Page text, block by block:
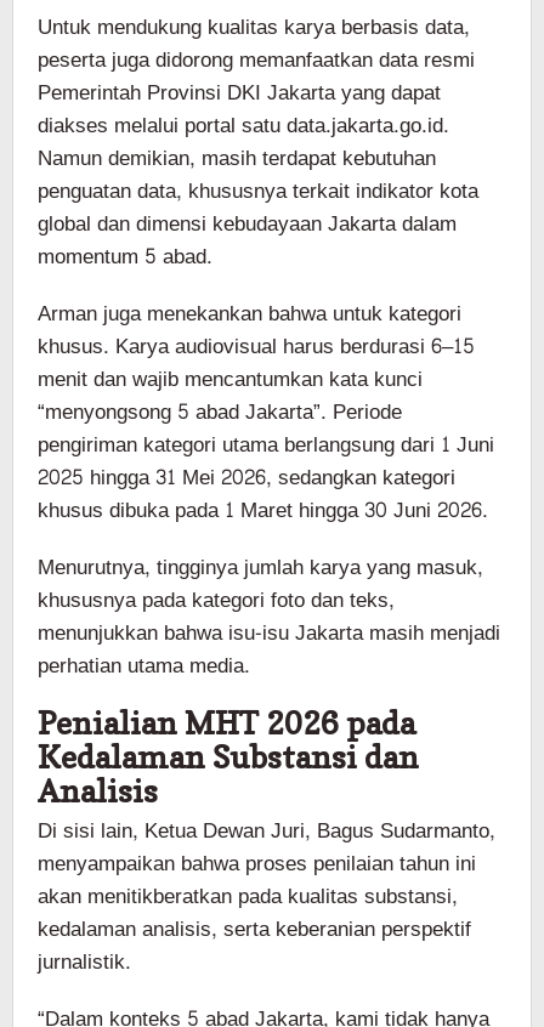
Untuk mendukung kualitas karya berbasis data,
peserta juga didorong memanfaatkan data resmi
Pemerintah Provinsi DKI Jakarta yang dapat
diakses melalui portal satu data.jakarta.go.id.
Namun demikian, masih terdapat kebutuhan
penguatan data, khususnya terkait indikator kota
global dan dimensi kebudayaan Jakarta dalam
momentum 5 abad.
Arman juga menekankan bahwa untuk kategori
khusus. Karya audiovisual harus berdurasi 6–15
menit dan wajib mencantumkan kata kunci
“menyongsong 5 abad Jakarta”. Periode
pengiriman kategori utama berlangsung dari 1 Juni
2025 hingga 31 Mei 2026, sedangkan kategori
khusus dibuka pada 1 Maret hingga 30 Juni 2026.
Menurutnya, tingginya jumlah karya yang masuk,
khususnya pada kategori foto dan teks,
menunjukkan bahwa isu-isu Jakarta masih menjadi
perhatian utama media.
Penialian MHT 2026 pada
Kedalaman Substansi dan
Analisis
Di sisi lain, Ketua Dewan Juri, Bagus Sudarmanto,
menyampaikan bahwa proses penilaian tahun ini
akan menitikberatkan pada kualitas substansi,
kedalaman analisis, serta keberanian perspektif
jurnalistik.
“Dalam konteks 5 abad Jakarta, kami tidak hanya